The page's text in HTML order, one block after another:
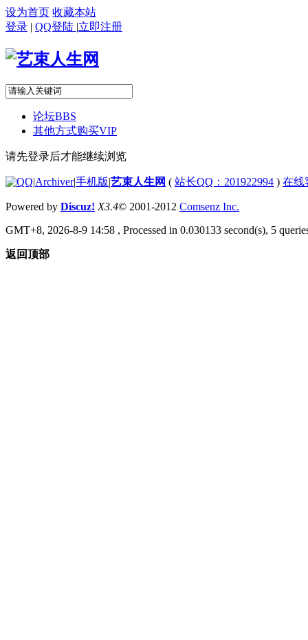
设为首页 收藏本站
登录 | QQ登陆 |立即注册
论坛BBS
其他方式购买VIP
请先登录后才能继续浏览
|Archiver|手机版|艺束人生网 ( 站长QQ：201922994 ) 在线
Powered by Discuz! X3.4© 2001-2012 Comsenz Inc.
GMT+8, 2026-8-9 14:58 , Processed in 0.030133 second(s), 5
返回顶部